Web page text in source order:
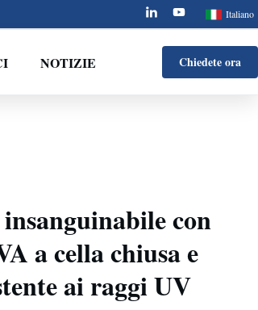
Italiano
NOTIZIE Chiedete ora
con
a cella chiusa e
ai raggi UV